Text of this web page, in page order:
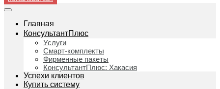
Главная
КонсультантПлюс
Услуги
Смарт-комплекты
Фирменные пакеты
КонсультантПлюс: Хакасия
Успехи клиентов
Купить систему